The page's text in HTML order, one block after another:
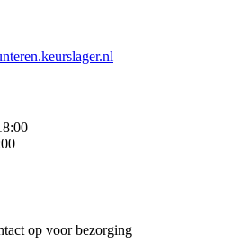
op voor bezorging